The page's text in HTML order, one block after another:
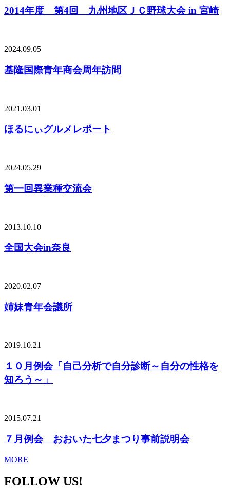
2014年度 第4回 九州地区ＪＣ野球大会 in 宮崎
2024.09.05
基隆国際青年商会周年訪問
2021.03.01
ほるにぃグルメレポート
2024.05.29
第一回異業種交流会
2013.10.10
全国大会in奈良
2020.02.07
姉妹青年会議所
2019.10.21
１０月例会「自己分析で自分診断～自分の性格を
知ろう～」
2015.07.21
７月例会 おおいた七夕まつり事前説明会
MORE
FOLLOW US!